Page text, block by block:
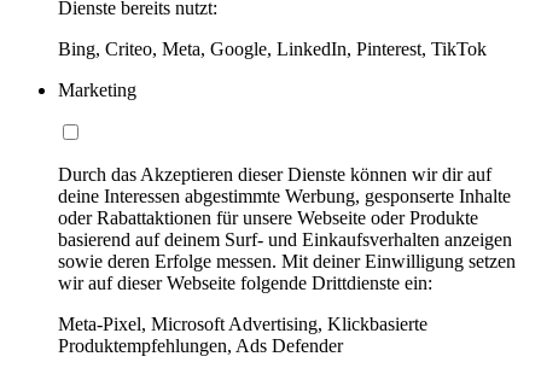
Dienste bereits nutzt:
Bing, Criteo, Meta, Google, LinkedIn, Pinterest, TikTok
Marketing
Durch das Akzeptieren dieser Dienste können wir dir auf
deine Interessen abgestimmte Werbung, gesponserte Inhalte
oder Rabattaktionen für unsere Webseite oder Produkte
basierend auf deinem Surf- und Einkaufsverhalten anzeigen
sowie deren Erfolge messen. Mit deiner Einwilligung setzen
wir auf dieser Webseite folgende Drittdienste ein:
Meta-Pixel, Microsoft Advertising, Klickbasierte
Produktempfehlungen, Ads Defender